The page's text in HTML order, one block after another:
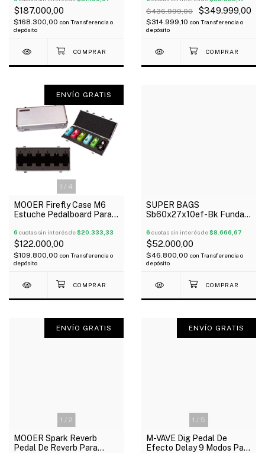
$187.000,00
$168.300,00 con Transferencia o
depósito
$436.999,00 $349.999,00
$314.999,10 con Transferencia o
depósito
1 / 4
ENVÍO GRATIS
MOOER Firefly Case M6
Estuche Pedalboard Para 6
Oferta!
6 cuotas sin interés de$20.333,33
$122.000,00
$109.800,00 con Transferencia o
depósito
SUPER BAGS
Sb60x27x10ef-Bk Funda
Multiefectos Acolchada
10Mm
6 cuotas sin interés de$8.666,67
$52.000,00
$46.800,00 con Transferencia o
depósito
1 / 2
ENVÍO GRATIS
MOOER Spark Reverb
Pedal De Reverb Para
1 / 5
ENVÍO GRATIS
M-VAVE Dig Pedal De
Efecto Delay 9 Modos Para